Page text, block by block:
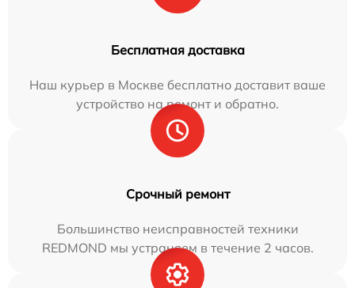
Бесплатная доставка
Наш курьер в Москве бесплатно доставит ваше
устройство на ремонт и обратно.
Срочный ремонт
Большинство неисправностей техники
REDMOND мы устраняем в течение 2 часов.